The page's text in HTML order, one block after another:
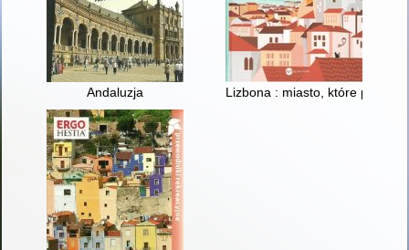
Andaluzja Lizbona : miasto, które przytula